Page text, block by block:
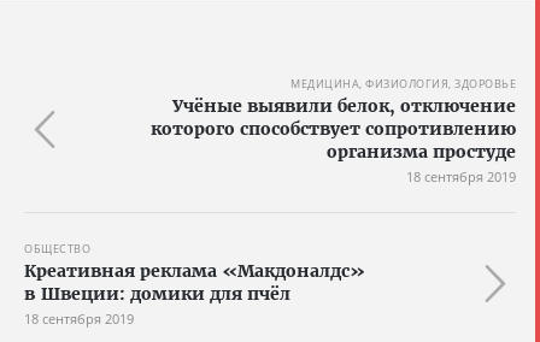
МЕДИЦИНА, ФИЗИОЛОГИЯ, ЗДОРОВЬЕ
Учёные выявили белок, отключение
которого способствует сопротивлению
организма простуде
18 сентября 2019
ОБЩЕСТВО
Креативная реклама «Макдоналдс»
в Швеции: домики для пчёл
18 сентября 2019